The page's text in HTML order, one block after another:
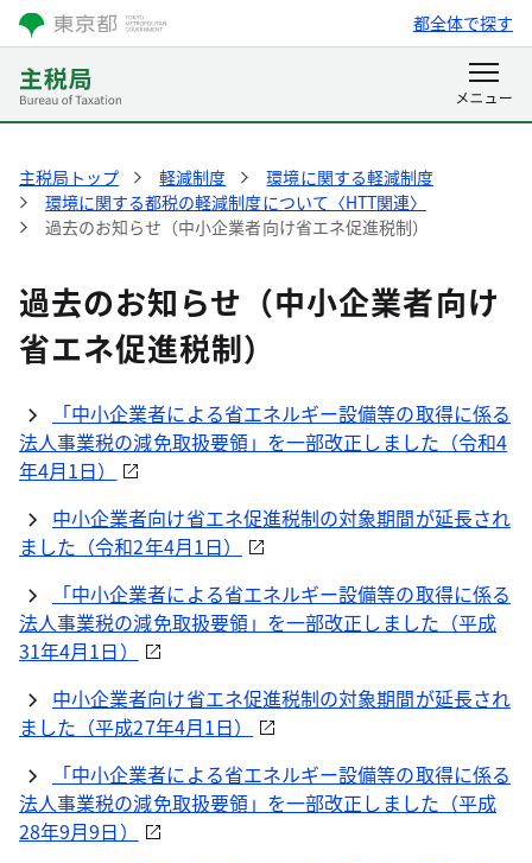
都全体で探す
主税局トップ 軽減制度
環境に関する軽減制度
環境に関する都税の軽減制度について〈HTT関連〉
過去のお知らせ（中小企業者向け省エネ促進税制）
過去のお知らせ（中小企業者向け
省エネ促進税制）
「中小企業者による省エネルギー設備等の取得に係る
法人事業税の減免取扱要領」を一部改正しました（令和4
年4月1日）
中小企業者向け省エネ促進税制の対象期間が延長され
ました（令和2年4月1日）
「中小企業者による省エネルギー設備等の取得に係る
法人事業税の減免取扱要領」を一部改正しました（平成
31年4月1日）
中小企業者向け省エネ促進税制の対象期間が延長され
ました（平成27年4月1日）
「中小企業者による省エネルギー設備等の取得に係る
法人事業税の減免取扱要領」を一部改正しました（平成
28年9月9日）